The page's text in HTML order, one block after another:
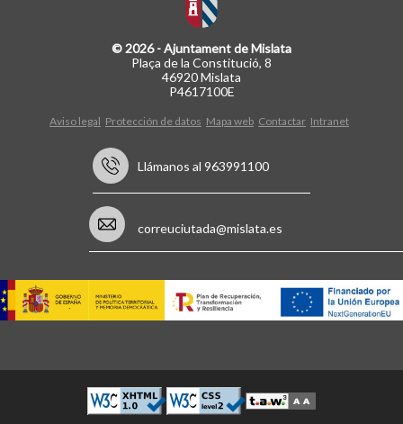
© 2026 - Ajuntament de Mislata
Plaça de la Constitució, 8
46920 Mislata
P4617100E
Aviso legal Protección de datos Mapa web Contactar Intranet
Llámanos al 963991100
correuciutada@mislata.es